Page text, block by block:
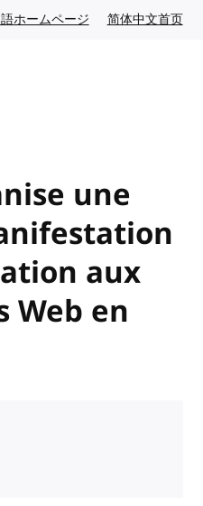
website
ホームページ Japanese website
简体中文首页
une
aux
Web en